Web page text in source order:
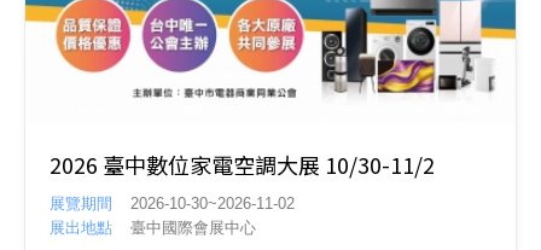
2026 臺中數位家電空調大展 10/30-11/2
展覽期間
2026-10-30~2026-11-02
展出地點
臺中國際會展中心